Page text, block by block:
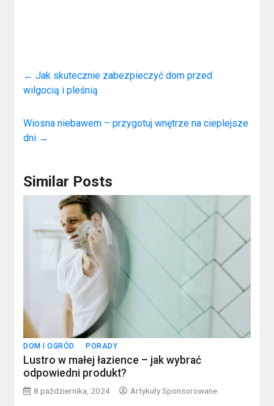
← Jak skutecznie zabezpieczyć dom przed
wilgocią i pleśnią
Wiosna niebawem – przygotuj wnętrze na cieplejsze
dni →
Similar Posts
DOM I OGRÓD PORADY
Lustro w małej łazience – jak wybrać
odpowiedni produkt?
8 października, 2024 Artykuły Sponsorowane